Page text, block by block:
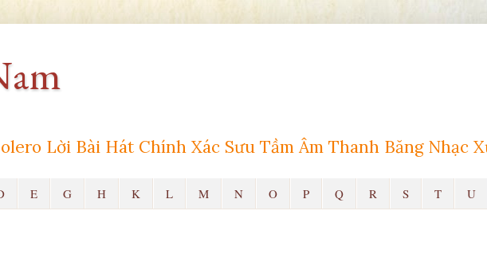
Lời Bài Hát Chính Xác Sưu Tầm Âm Thanh Băng Nhạc
E G H K L M N O P Q R S T U